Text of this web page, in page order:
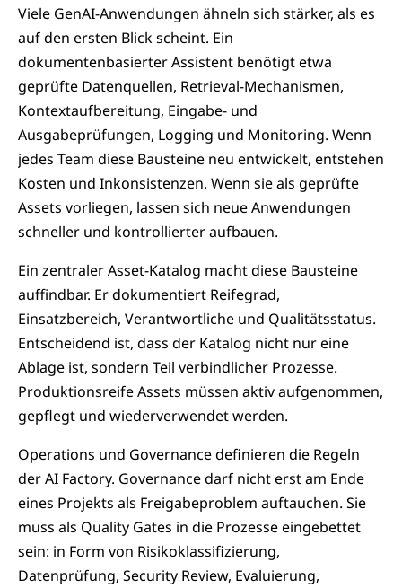
Viele GenAI-Anwendungen ähneln sich stärker, als es
auf den ersten Blick scheint. Ein
dokumentenbasierter Assistent benötigt etwa
geprüfte Datenquellen, Retrieval-Mechanismen,
Kontextaufbereitung, Eingabe- und
Ausgabeprüfungen, Logging und Monitoring. Wenn
jedes Team diese Bausteine neu entwickelt, entstehen
Kosten und Inkonsistenzen. Wenn sie als geprüfte
Assets vorliegen, lassen sich neue Anwendungen
schneller und kontrollierter aufbauen.
Ein zentraler Asset-Katalog macht diese Bausteine
auffindbar. Er dokumentiert Reifegrad,
Einsatzbereich, Verantwortliche und Qualitätsstatus.
Entscheidend ist, dass der Katalog nicht nur eine
Ablage ist, sondern Teil verbindlicher Prozesse.
Produktionsreife Assets müssen aktiv aufgenommen,
gepflegt und wiederverwendet werden.
Operations und Governance definieren die Regeln
der AI Factory. Governance darf nicht erst am Ende
eines Projekts als Freigabeproblem auftauchen. Sie
muss als Quality Gates in die Prozesse eingebettet
sein: in Form von Risikoklassifizierung,
Datenprüfung, Security Review, Evaluierung,